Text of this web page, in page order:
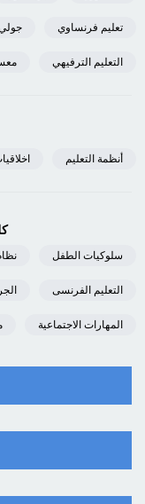
تعليم فرنساوي
التعليم الترفيهي
أنظمة التعليم
سلوكيات الطفل
التعليم الفرنسى
المهارات الاجتماعية